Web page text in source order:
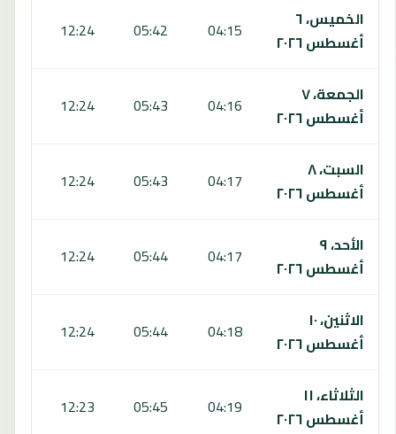
الخميس، ٦
أغسطس ٢٠٢٦
04:15
05:42
12:24
الجمعة، ٧
أغسطس ٢٠٢٦
04:16
05:43
12:24
السبت، ٨
أغسطس ٢٠٢٦
04:17
05:43
12:24
الأحد، ٩
أغسطس ٢٠٢٦
04:17
05:44
12:24
الاثنين، ١٠
أغسطس ٢٠٢٦
04:18
05:44
12:24
الثلاثاء، ١١
أغسطس ٢٠٢٦
04:19
05:45
12:23